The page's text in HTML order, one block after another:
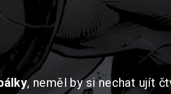
, neměl by si nechat ujít